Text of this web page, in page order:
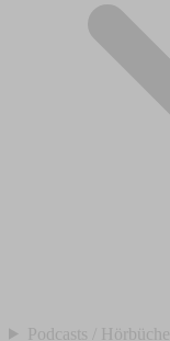
Podcasts / Hörbücher